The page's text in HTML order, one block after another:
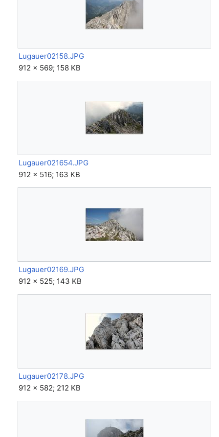
Lugauer02158.JPG
912 × 569; 158 KB
Lugauer021654.JPG
912 × 516; 163 KB
Lugauer02169.JPG
912 × 525; 143 KB
Lugauer02178.JPG
912 × 582; 212 KB